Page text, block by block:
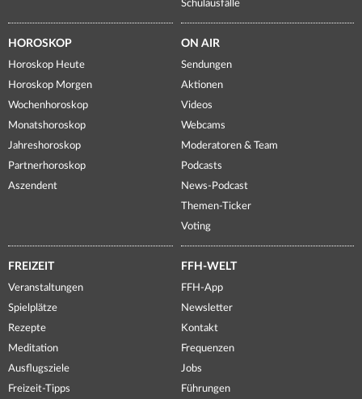
Schulausfälle
HOROSKOP
Horoskop Heute
Horoskop Morgen
Wochenhoroskop
Monatshoroskop
Jahreshoroskop
Partnerhoroskop
Aszendent
ON AIR
Sendungen
Aktionen
Videos
Webcams
Moderatoren & Team
Podcasts
News-Podcast
Themen-Ticker
Voting
FREIZEIT
Veranstaltungen
Spielplätze
Rezepte
Meditation
Ausflugsziele
Freizeit-Tipps
FFH-WELT
FFH-App
Newsletter
Kontakt
Frequenzen
Jobs
Führungen